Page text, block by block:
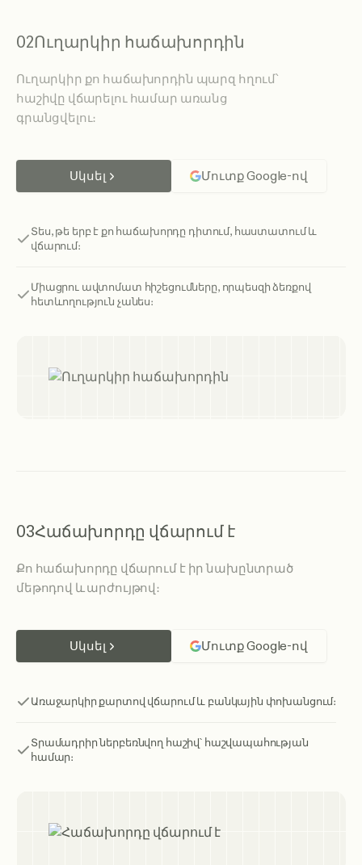
02Ուղարկիր հաճախորդին
Ուղարկիր քո հաճախորդին պարզ հղում՝
հաշիվը վճարելու համար առանց
գրանցվելու։
Սկսել Մուտք Google-ով
Տես, թե երբ է քո հաճախորդը դիտում, հաստատում և
վճարում։
Միացրու ավտոմատ հիշեցումները, որպեսզի ձեռքով
հետևողություն չանես։
03Հաճախորդը վճարում է
Քո հաճախորդը վճարում է իր նախընտրած
մեթոդով և արժույթով։
Սկսել Մուտք Google-ով
Առաջարկիր քարտով վճարում և բանկային փոխանցում։
Տրամադրիր ներբեռնվող հաշիվ՝ հաշվապահության
համար։